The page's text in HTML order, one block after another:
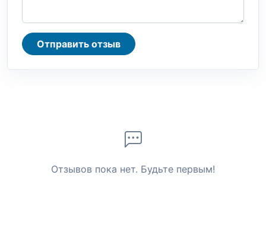
Отправить отзыв
Отзывов пока нет. Будьте первым!